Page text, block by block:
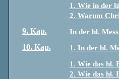
1. Wie in der
2. Warum
9. Kap. In der hl.
10. Kap.
1. In der hl.
1. Wie das hl.
2. Wie das hl.